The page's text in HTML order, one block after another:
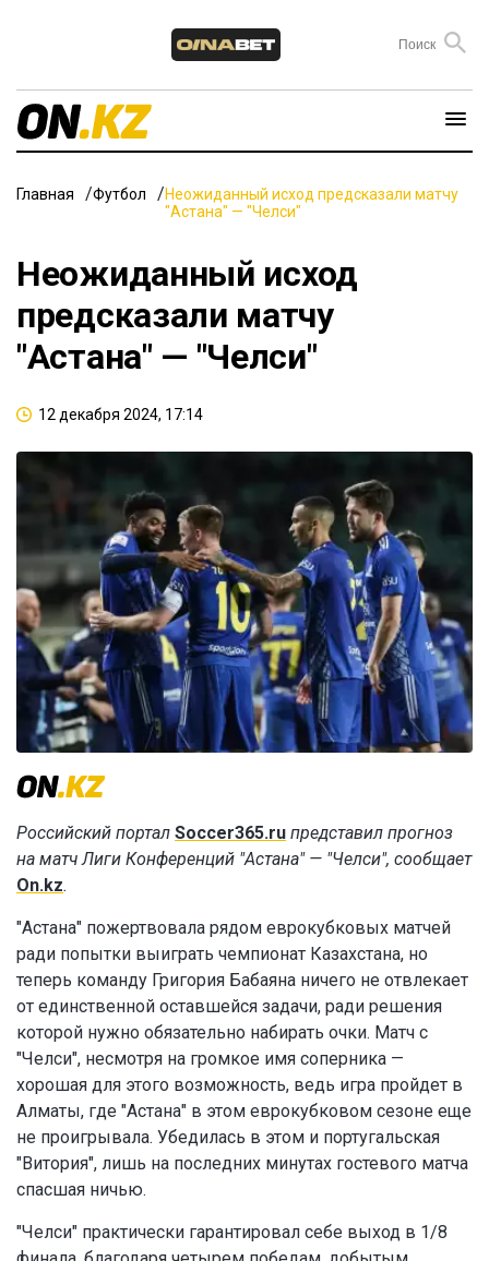
Главная Футбол
Неожиданный исход предсказали матчу
"Астана" — "Челси"
Неожиданный исход
предсказали матчу
"Астана" — "Челси"
12 декабря 2024, 17:14
Российский портал Soccer365.ru представил прогноз
на матч Лиги Конференций "Астана" — "Челси", сообщает
On.kz.
"Астана" пожертвовала рядом еврокубковых матчей
ради попытки выиграть чемпионат Казахстана, но
теперь команду Григория Бабаяна ничего не отвлекает
от единственной оставшейся задачи, ради решения
которой нужно обязательно набирать очки. Матч с
"Челси", несмотря на громкое имя соперника —
хорошая для этого возможность, ведь игра пройдет в
Алматы, где "Астана" в этом еврокубковом сезоне еще
не проигрывала. Убедилась в этом и португальская
"Витория", лишь на последних минутах гостевого матча
спасшая ничью.
"Челси" практически гарантировал себе выход в 1/8